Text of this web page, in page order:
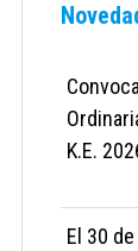
K.E.
El 30